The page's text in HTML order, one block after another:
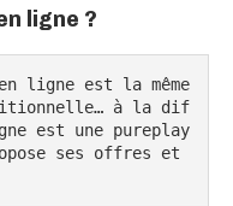
ligne ?
ligne est la même
à la dif
est une pureplay
ses offres et